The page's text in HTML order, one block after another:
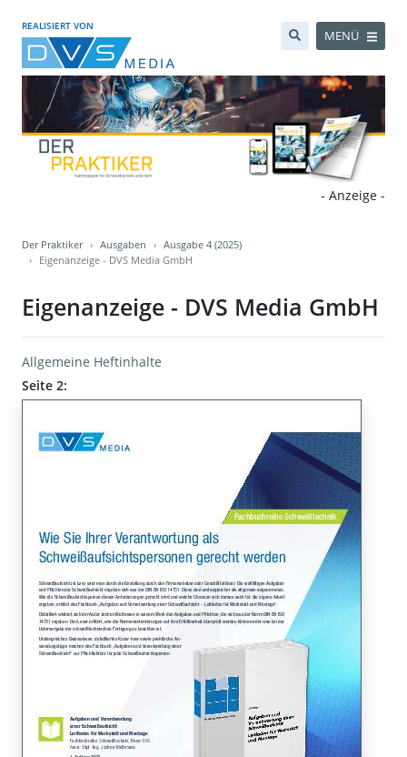
REALISIERT VON
MENÜ
- Anzeige -
Der Praktiker Ausgaben
Ausgabe 4 (2025)
Eigenanzeige - DVS Media GmbH
Eigenanzeige - DVS Media GmbH
Allgemeine Heftinhalte
Seite 2: